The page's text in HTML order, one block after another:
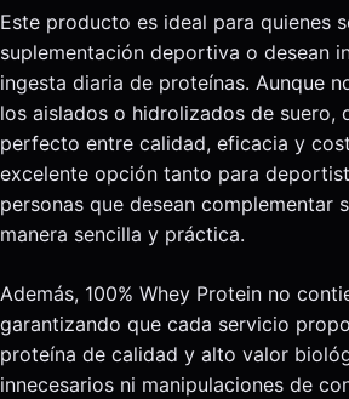
Este producto es ideal para quienes
suplementación deportiva o desean
ingesta diaria de proteínas. Aunque
los aislados o hidrolizados de suero,
perfecto entre calidad, eficacia y
excelente opción tanto para
personas que desean complementar
manera sencilla y práctica.
Además, 100% Whey Protein no
garantizando que cada servicio
proteína de calidad y alto valor
innecesarios ni manipulaciones de